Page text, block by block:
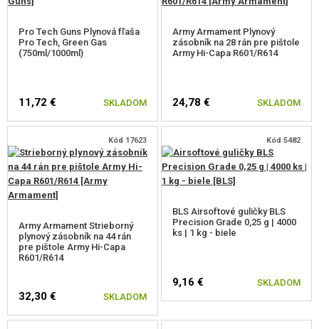
Pro Tech Guns Plynová fľaša
Pro Tech, Green Gas
(750ml/1000ml)
11,72 € SKLADOM
Army Armament Plynový
zásobník na 28 rán pre pištole
Army Hi-Capa R601/R614
24,78 € SKLADOM
Kód 17623
Army Armament Strieborný
plynový zásobník na 44 rán
pre pištole Army Hi-Capa
R601/R614
32,30 € SKLADOM
Kód 5482
BLS Airsoftové guličky BLS
Precision Grade 0,25 g | 4000
ks | 1 kg - biele
9,16 € SKLADOM